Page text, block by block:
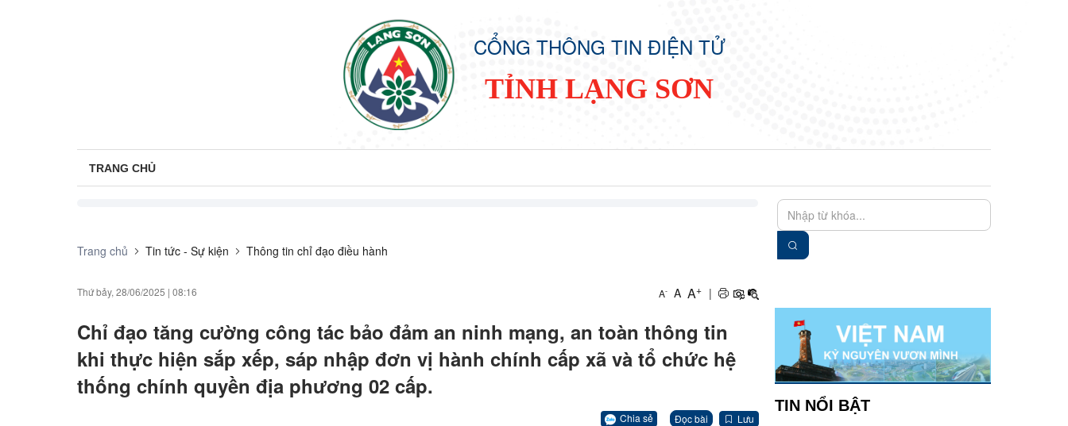
CỔNG THÔNG TIN ĐIỆN TỬ
TỈNH LẠNG SƠN
TRANG CHỦ
Trang chủ Tin tức - Sự kiện Thông tin chỉ đạo điều hành
Thứ bảy, 28/06/2025 | 08:16 A- A A+ |
Chỉ đạo tăng cường công tác bảo đảm an ninh mạng, an toàn thông tin
khi thực hiện sắp xếp, sáp nhập đơn vị hành chính cấp xã và tổ chức hệ
thống chính quyền địa phương 02 cấp.
Chia sẻ Đọc bài Lưu
TIN NỔI BẬT